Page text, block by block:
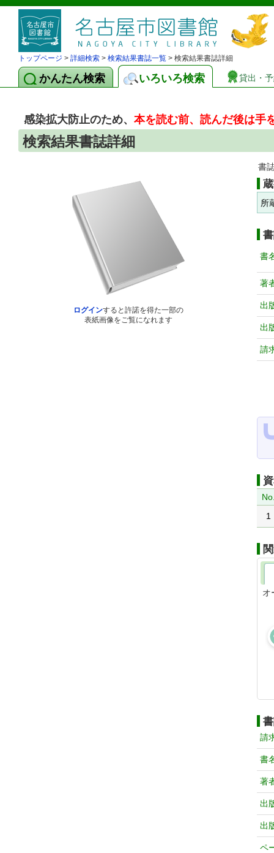
トップページ > 詳細検索 > 検索結果書誌一覧 > 検索結果書誌詳細
かんたん検索 いろいろ検索 貸出・
感染拡大防止のため、本を読む前、読んだ後は手
検索結果書誌詳細
ログインすると許諾を得た一部の
表紙画像をご覧になれます
書
所
書
著
出
出
請
1
オ
請
書
著
出
出
ペ